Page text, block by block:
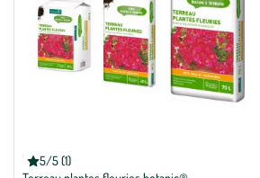
5/5 (1)
Note moyenne de 5 sur 5 avec 1 avis
BOTANIC®